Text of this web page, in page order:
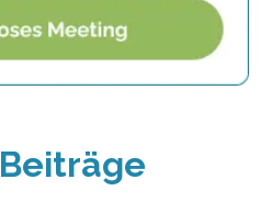
Beiträge